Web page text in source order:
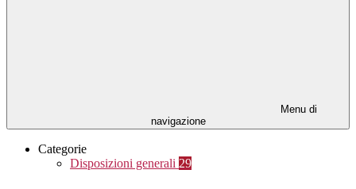
Menu di
navigazione
Categorie
Disposizioni generali 29